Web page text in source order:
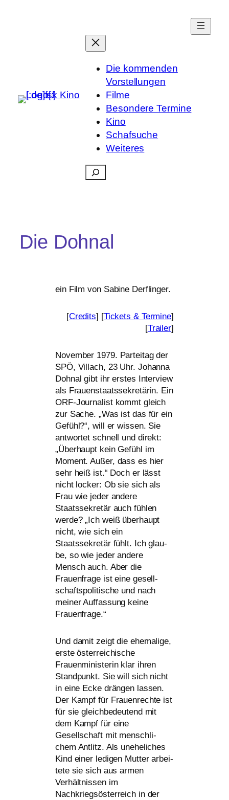
Die kommenden
Vorstellungen
Filme
Besondere Termine
Kino
Schafsuche
Weiteres
Suchen
Die Dohnal
ein Film von Sabine Derflinger.
[Credits] [Tickets &Termine]
[Trailer]
November 1979. Parteitag der
SPÖ, Villach, 23 Uhr. Johanna
Dohnal gibt ihr ers­tes Interview
als Frauenstaatssekretärin. Ein
ORF-Journalist kommt gleich
zur Sache. „Was ist das für ein
Gefühl?“, will er wis­sen. Sie
ant­wor­tet schnell und direkt:
„Überhaupt kein Gefühl im
Moment. Außer, dass es hier
sehr heiß ist.“ Doch er lässt
nicht locker: Ob sie sich als
Frau wie jeder ande­re
Staatssekretär auch füh­len
wer­de? „Ich weiß über­haupt
nicht, wie sich ein
Staatssekretär fühlt. Ich glau­
be, so wie jeder ande­re
Mensch auch. Aber die
Frauenfrage ist eine gesell­
schafts­po­li­ti­sche und nach
mei­ner Auffassung kei­ne
Frauenfrage.“
Und damit zeigt die ehe­ma­li­ge,
ers­te öster­rei­chi­sche
Frauenministerin klar ihren
Standpunkt. Sie will sich nicht
in eine Ecke drän­gen las­sen.
Der Kampf für Frauenrechte ist
für sie gleich­be­deu­tend mit
dem Kampf für eine
Gesellschaft mit mensch­li­
chem Antlitz. Als unehe­li­ches
Kind einer ledi­gen Mutter arbei­
te­te sie sich aus armen
Verhältnissen im
Nachkriegsösterreich in der